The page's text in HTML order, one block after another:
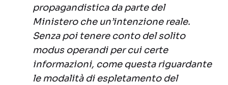
propagandistica da parte del
Ministero che un’intenzione reale.
Senza poi tenere conto del solito
modus operandi per cui certe
informazioni, come questa riguardante
le modalità di espletamento del